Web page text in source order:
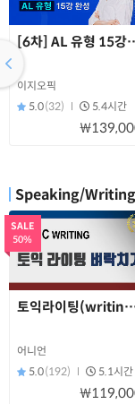
[6차] AL 유형 15강
이지오픽
5.0(32) 5.4시간
Speaking/Writing
SALE
50%
토익라이팅
어니언
5.0(192) 5.1시간